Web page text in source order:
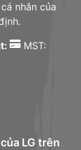
nhân của
MST:
LG trên